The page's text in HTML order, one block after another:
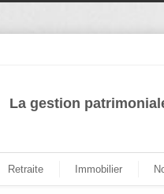
La gestion
Retraite Immobilier